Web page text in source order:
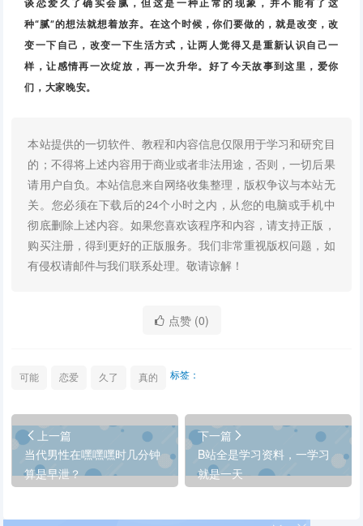
谈恋爱久了确实会腻，但这是一种正常的现象，并不能有了这
种“腻”的想法就想着放弃。 在这个时候，你们要做的，就是改变，改
变一下自己，改变一下生活方式，让两人觉得又是重新认识自己一
样，让感情再一次绽放，再一次升华。 好了今天故事到这里，爱你
们，大家晚安。
本站提供的一切软件、教程和内容信息仅限用于学习和研究目
的；不得将上述内容用于商业或者非法用途，否则，一切后果
请用户自负。本站信息来自网络收集整理，版权争议与本站无
关。您必须在下载后的24个小时之内，从您的电脑或手机中
彻底删除上述内容。如果您喜欢该程序和内容，请支持正版，
购买注册，得到更好的正版服务。我们非常重视版权问题，如
有侵权请邮件与我们联系处理。敬请谅解！
点赞 (0)
标签：
可能 恋爱 久了 真的
上一篇
当代男性在嘿嘿嘿时几分钟
算是早泄？
下一篇
B站全是学习资料，一学习
就是一天